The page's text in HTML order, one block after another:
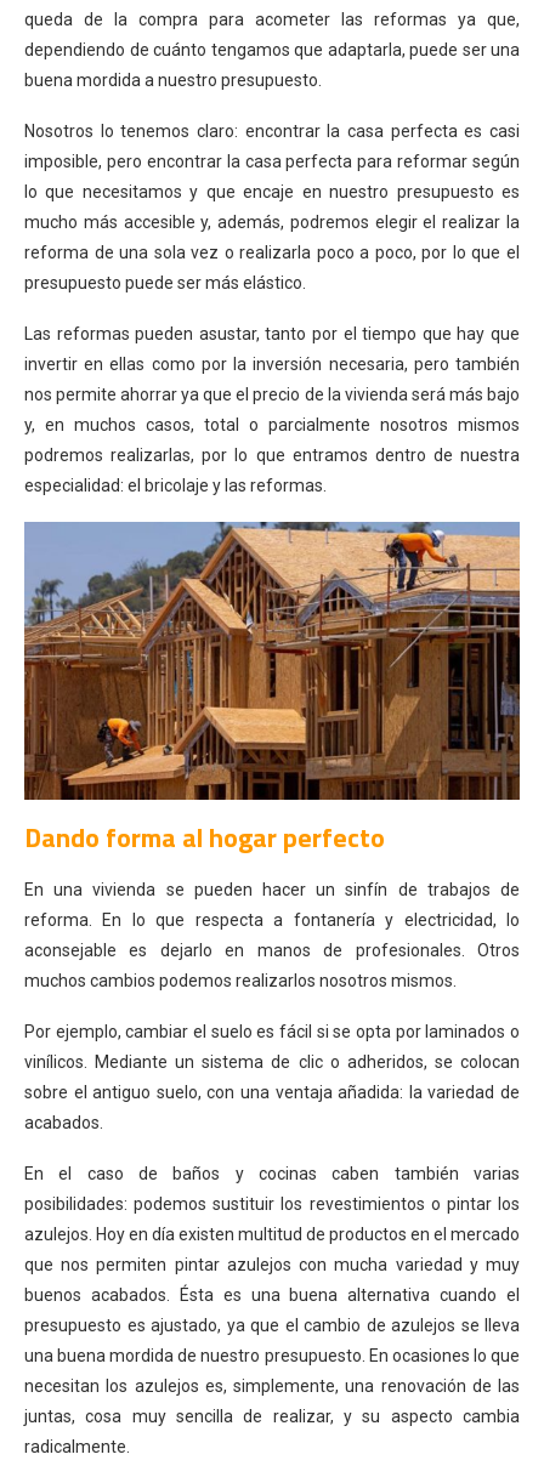
queda de la compra para acometer las reformas ya que,
dependiendo de cuánto tengamos que adaptarla, puede ser una
buena mordida a nuestro presupuesto.
Nosotros lo tenemos claro: encontrar la casa perfecta es casi
imposible, pero encontrar la casa perfecta para reformar según
lo que necesitamos y que encaje en nuestro presupuesto es
mucho más accesible y, además, podremos elegir el realizar la
reforma de una sola vez o realizarla poco a poco, por lo que el
presupuesto puede ser más elástico.
Las reformas pueden asustar, tanto por el tiempo que hay que
invertir en ellas como por la inversión necesaria, pero también
nos permite ahorrar ya que el precio de la vivienda será más bajo
y, en muchos casos, total o parcialmente nosotros mismos
podremos realizarlas, por lo que entramos dentro de nuestra
especialidad: el bricolaje y las reformas.
Dando forma al hogar perfecto
En una vivienda se pueden hacer un sinfín de trabajos de
reforma. En lo que respecta a fontanería y electricidad, lo
aconsejable es dejarlo en manos de profesionales. Otros
muchos cambios podemos realizarlos nosotros mismos.
Por ejemplo, cambiar el suelo es fácil si se opta por laminados o
vinílicos. Mediante un sistema de clic o adheridos, se colocan
sobre el antiguo suelo, con una ventaja añadida: la variedad de
acabados.
En el caso de baños y cocinas caben también varias
posibilidades: podemos sustituir los revestimientos o pintar los
azulejos. Hoy en día existen multitud de productos en el mercado
que nos permiten pintar azulejos con mucha variedad y muy
buenos acabados. Ésta es una buena alternativa cuando el
presupuesto es ajustado, ya que el cambio de azulejos se lleva
una buena mordida de nuestro presupuesto. En ocasiones lo que
necesitan los azulejos es, simplemente, una renovación de las
juntas, cosa muy sencilla de realizar, y su aspecto cambia
radicalmente.